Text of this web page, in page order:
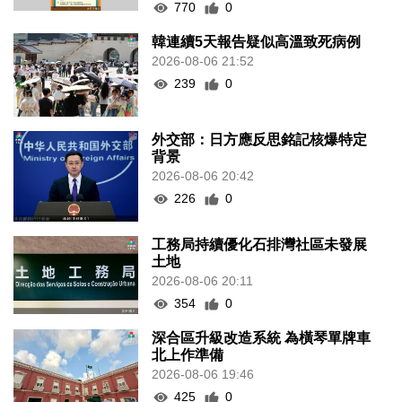
770 0
韓連續5天報告疑似高溫致死病例
2026-08-06 21:52
239
0
外交部：日方應反思銘記核爆特定
背景
2026-08-06 20:42
226
0
工務局持續優化石排灣社區未發展
土地
2026-08-06 20:11
354
0
深合區升級改造系統 為橫琴單牌車
北上作準備
2026-08-06 19:46
425
0